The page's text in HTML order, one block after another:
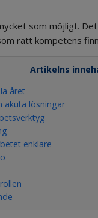
som möjligt.
rätt kompetens
Artikelns
året
akuta lösningar
enklare